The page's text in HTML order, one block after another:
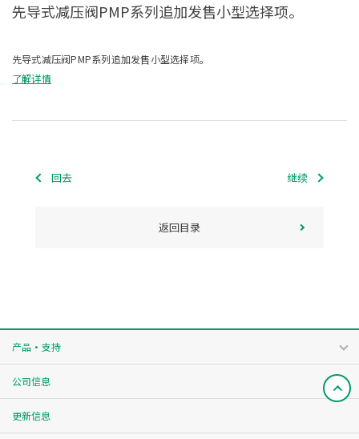
先导式减压阀PMP系列追加发售小型选择项。
先导式减压阀PMP系列追加发售小型选择项。
了解详情
回去 继续
返回目录
产品・支持
公司信息
更新信息